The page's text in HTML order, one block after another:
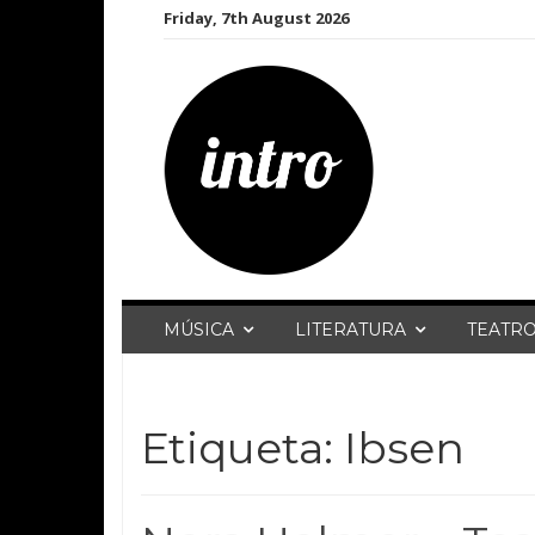
Friday, 7th August 2026
MÚSICA LITERATURA TEATRO
Etiqueta: Ibsen